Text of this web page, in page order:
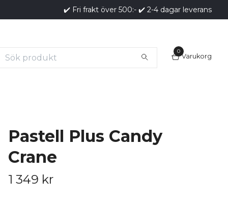
✔️ Fri frakt över 500:- ✔️ 2-4 dagar leverans
0
Varukorg
Pastell Plus Candy
Crane
1 349 kr